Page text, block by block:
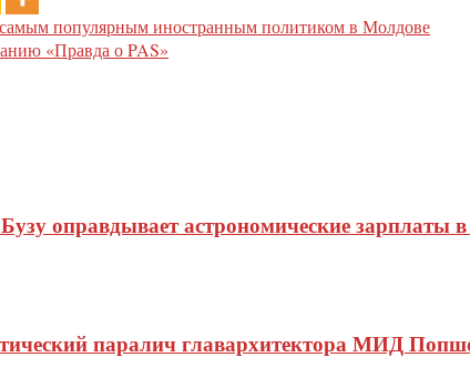
популярным иностранным политиком в Молдове
«Правда о PAS»
оправдывает астрономические
паралич главархитектора МИД